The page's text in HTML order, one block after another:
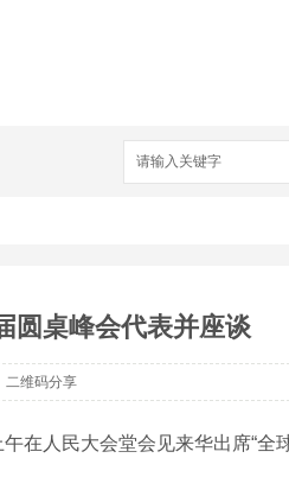
圆桌峰会代表并座谈
二维码分享
在人民大会堂会见来华出席“全